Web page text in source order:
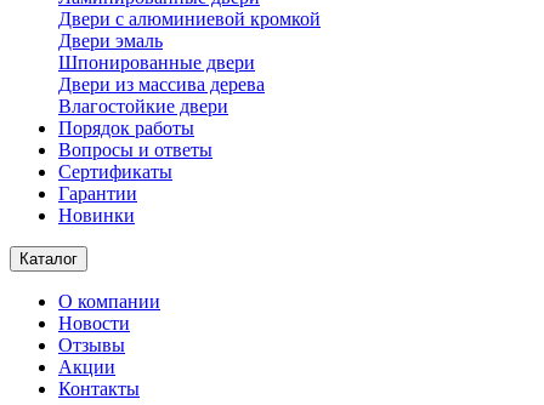
Двери с алюминиевой кромкой
Двери эмаль
Шпонированные двери
Двери из массива дерева
Влагостойкие двери
Порядок работы
Вопросы и ответы
Сертификаты
Гарантии
Новинки
Каталог
О компании
Новости
Отзывы
Акции
Контакты